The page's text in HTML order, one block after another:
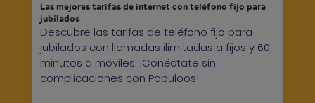
Las mejores tarifas de internet con teléfono fijo para
jubilados
Descubre las tarifas de teléfono fijo para
jubilados con llamadas ilimitadas a fijos y 60
minutos a móviles. ¡Conéctate sin
complicaciones con Populoos!